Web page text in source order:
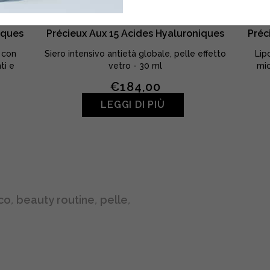
e
Précieux Aux 15 Acides Hyaluroniques
Siero intensivo antietà globale, pelle effetto
vetro - 30 ml
€184,00
LEGGI DI PIÙ
, beauty routine, pelle,